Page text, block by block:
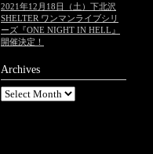
2021年12月18日（土）下北沢
SHELTER ワンマンライブシリ
ーズ『ONE NIGHT IN HELL』
開催決定！
Archives